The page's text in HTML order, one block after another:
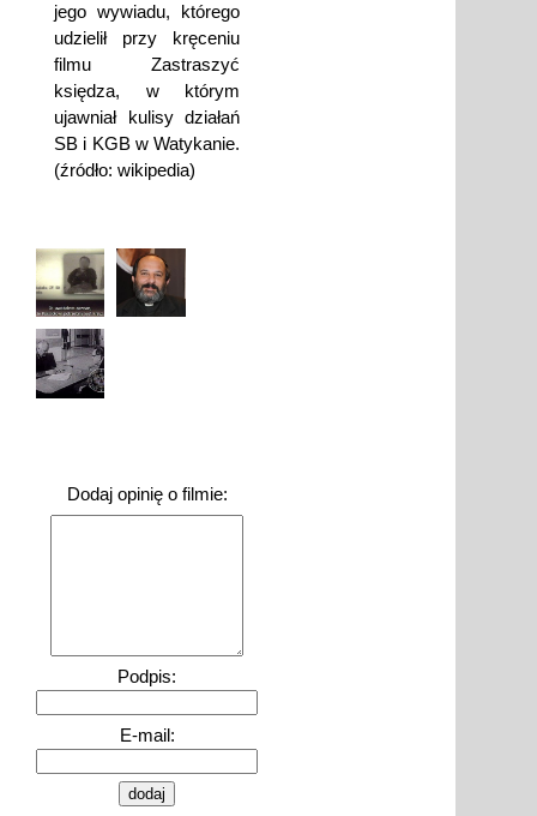
jego wywiadu, którego
udzielił przy kręceniu
filmu Zastraszyć
księdza, w którym
ujawniał kulisy działań
SB i KGB w Watykanie.
(źródło: wikipedia)
Dodaj opinię o filmie:
Podpis:
E-mail: